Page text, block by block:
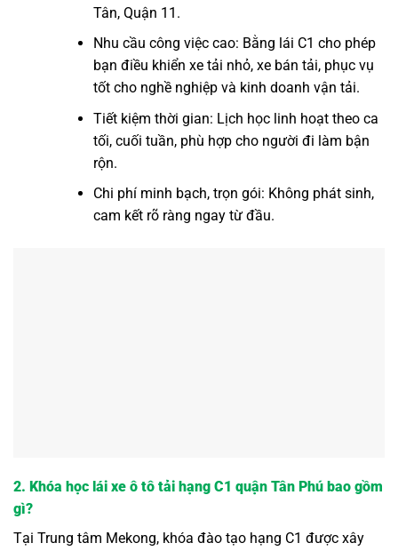
Tân, Quận 11.
Nhu cầu công việc cao: Bằng lái C1 cho phép
bạn điều khiển xe tải nhỏ, xe bán tải, phục vụ
tốt cho nghề nghiệp và kinh doanh vận tải.
Tiết kiệm thời gian: Lịch học linh hoạt theo ca
tối, cuối tuần, phù hợp cho người đi làm bận
rộn.
Chi phí minh bạch, trọn gói: Không phát sinh,
cam kết rõ ràng ngay từ đầu.
2. Khóa học lái xe ô tô tải hạng C1 quận Tân Phú bao gồm
gì?
Tại Trung tâm Mekong, khóa đào tạo hạng C1 được xây